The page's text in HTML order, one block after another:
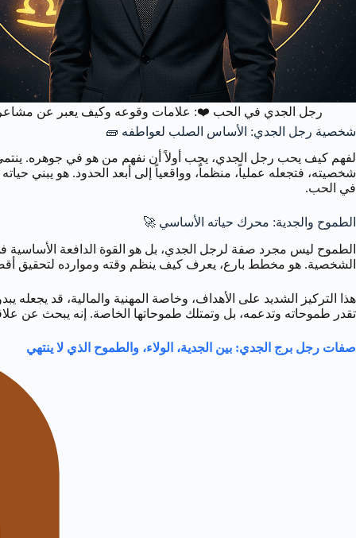
رجل الجدي في الحب ❤️: علامات وقوعه وكيف يعبر عن
شخصية رجل الجدي: الأساس الصلب لعواطفه 🧱
لفهم كيف يحب رجل الجدي، يجب أولاً أن نفهم من هو في جوهره. ينتمي
شخصيته، فتجعله عملياً، منظماً، وواقعياً إلى أبعد الحدود. هو يبني
في الحب.
الطموح والجدية: محرك حياته الأساسي 🚀
الطموح ليس مجرد صفة لرجل الجدي، بل هو القوة الدافعة الأساسية
الشخصية. هو مخطط بارع، يعرف كيف ينظم وقته وموارده لتحقيق أقصى
هذا التركيز الشديد على الأهداف، وخاصة المهنية والمالية، قد
تقدر طموحاته وتدعمه، بل وتمتلك طموحاتها الخاصة. إنه يبحث عن
صفات رجل برج الجدي: بين الجدية، الولاء، والطموح الذي لا ينتهي